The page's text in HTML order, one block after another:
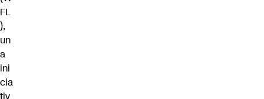
FL
),
un
a
ini
cia
tiv